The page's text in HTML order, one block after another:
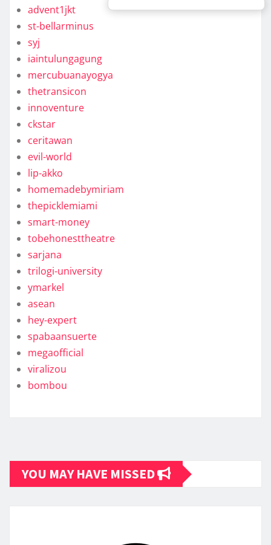
advent1jkt
st-bellarminus
syj
iaintulungagung
mercubuanayogya
thetransicon
innoventure
ckstar
ceritawan
evil-world
lip-akko
homemadebymiriam
thepicklemiami
smart-money
tobehonesttheatre
sarjana
trilogi-university
ymarkel
asean
hey-expert
spabaansuerte
megaofficial
viralizou
bombou
YOU MAY HAVE MISSED